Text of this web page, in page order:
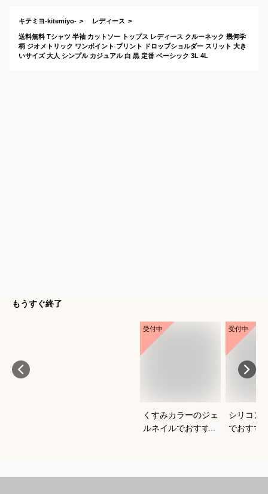
キテミヨ-kitemiyo- レディース
送料無料 Tシャツ 半袖 カットソー トップス レディース クルーネック 幾何学
柄 ジオメトリック ワンポイント プリント ドロップショルダー スリット 大き
いサイズ 大人 シンプル カジュアル 白 黒 定番 ベーシック 3L 4L
もうすぐ終了
受付中
くすみカラーのジェ
ルネイルでおすすめ
受付中
シリコン
でおすす